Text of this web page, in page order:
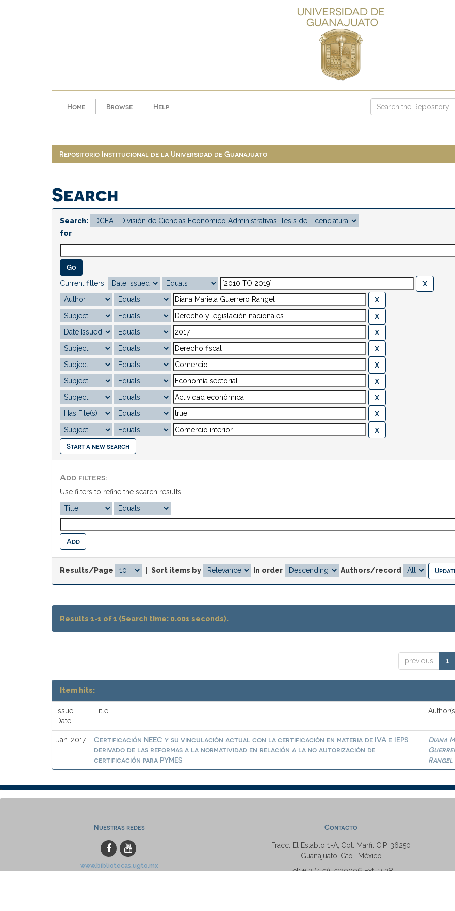
Home Browse Help
Repositorio Institucional de la Universidad de Guanajuato
Search
Search:
for
Current filters:
Start a new search
Add filters:
Use filters to refine the search results.
Results/Page Sort items by In order Authors/record
Results 1-1 of 1 (Search time: 0.001 seconds).
previous 1
Item hits:
Issue
Date
Title
Jan-2017
Certificación NEEC y su vinculación actual con la certificación en materia de IVA e IEPS
derivado de las reformas a la normatividad en relación a la no autorización de
certificación para PYMES
Diana
Rangel
Nuestras redes
www.bibliotecas.ugto.mx
Contacto
Fracc. El Establo 1-A, Col. Marfil C.P. 36250
Guanajuato, Gto., México
Tel: +52 (473) 7320006 Ext. 5538